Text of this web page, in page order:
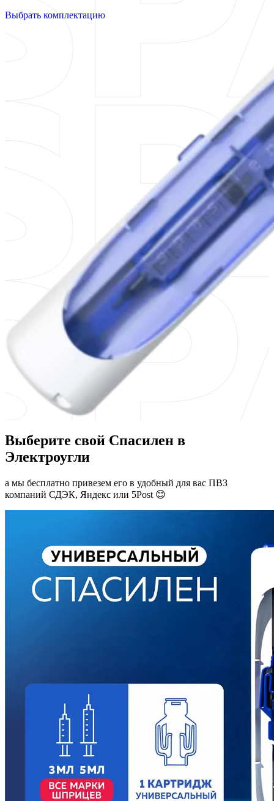
Выбрать комплектацию
Выберите свой Спасилен в
Электроугли
а мы бесплатно привезем его в удобный для вас ПВЗ
компаний СДЭК, Яндекс или 5Post 😊